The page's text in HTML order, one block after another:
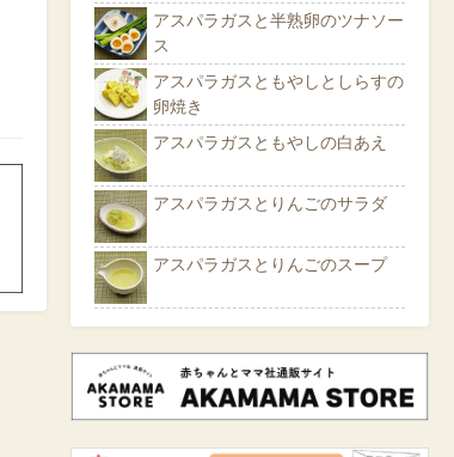
アスパラガスと半熟卵のツナソー
ス
アスパラガスともやしとしらすの
卵焼き
アスパラガスともやしの白あえ
アスパラガスとりんごのサラダ
アスパラガスとりんごのスープ